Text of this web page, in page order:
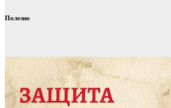
Полезно